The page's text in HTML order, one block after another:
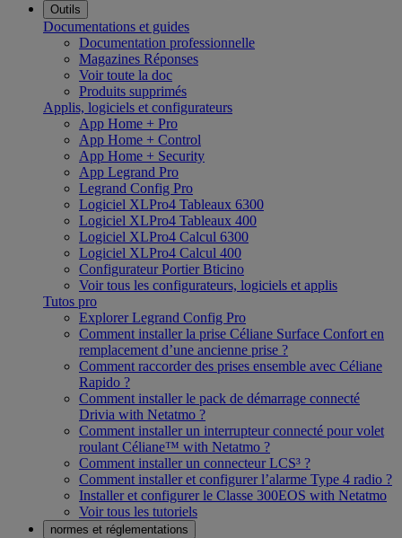
Outils
Documentations et guides
Documentation professionnelle
Magazines Réponses
Voir toute la doc
Produits supprimés
Applis, logiciels et configurateurs
App Home + Pro
App Home + Control
App Home + Security
App Legrand Pro
Legrand Config Pro
Logiciel XLPro4 Tableaux 6300
Logiciel XLPro4 Tableaux 400
Logiciel XLPro4 Calcul 6300
Logiciel XLPro4 Calcul 400
Configurateur Portier Bticino
Voir tous les configurateurs, logiciels et applis
Tutos pro
Explorer Legrand Config Pro
Comment installer la prise Céliane Surface Confort en
remplacement d’une ancienne prise ?
Comment raccorder des prises ensemble avec Céliane
Rapido ?
Comment installer le pack de démarrage connecté
Drivia with Netatmo ?
Comment installer un interrupteur connecté pour volet
roulant Céliane™ with Netatmo ?
Comment installer un connecteur LCS³ ?
Comment installer et configurer l’alarme Type 4 radio ?
Installer et configurer le Classe 300EOS with Netatmo
Voir tous les tutoriels
normes et réglementations